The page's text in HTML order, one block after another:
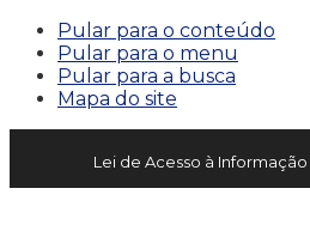
Pular para o conteúdo
Pular para o menu
Pular para a busca
Mapa do site
Lei de Acesso à Informação